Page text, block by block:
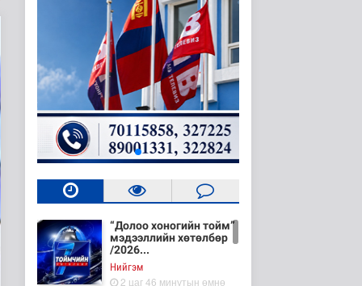
“Долоо хоногийн тойм”
мэдээллийн хөтөлбөр
/2026...
Нийгэм
2 цаг 46 минутын өмнө